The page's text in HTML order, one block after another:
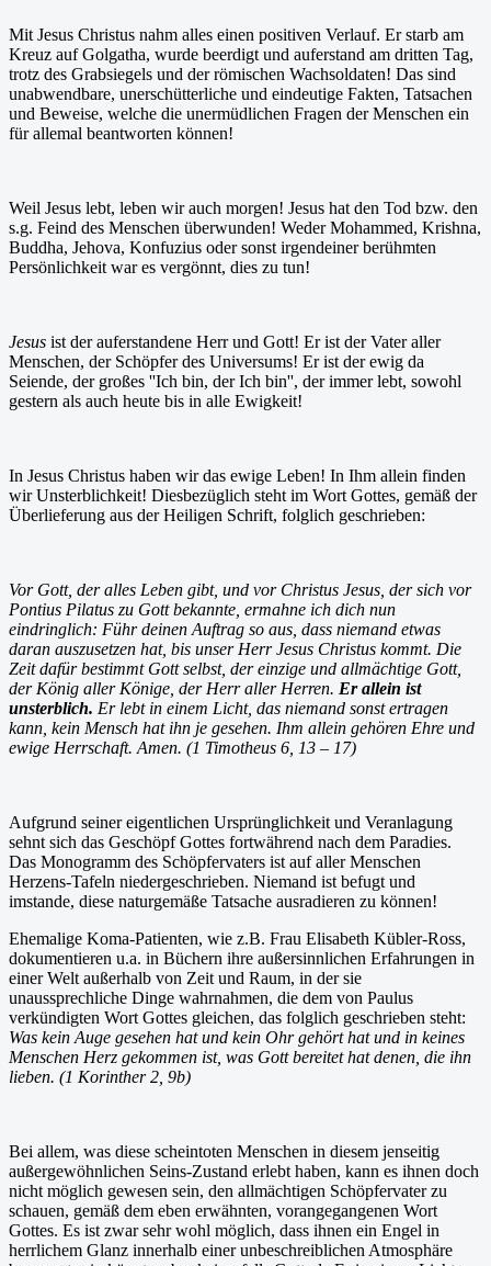
Mit Jesus Christus nahm alles einen positiven Verlauf. Er starb am
Kreuz auf Golgatha, wurde beerdigt und auferstand am dritten Tag,
trotz des Grabsiegels und der römischen Wachsoldaten! Das sind
unabwendbare, unerschütterliche und eindeutige Fakten, Tatsachen
und Beweise, welche die unermüdlichen Fragen der Menschen ein
für allemal beantworten können!
Weil Jesus lebt, leben wir auch morgen! Jesus hat den Tod bzw. den
s.g. Feind des Menschen überwunden! Weder Mohammed, Krishna,
Buddha, Jehova, Konfuzius oder sonst irgendeiner berühmten
Persönlichkeit war es vergönnt, dies zu tun!
Jesus ist der auferstandene Herr und Gott! Er ist der Vater aller
Menschen, der Schöpfer des Universums! Er ist der ewig da
Seiende, der großes ''Ich bin, der Ich bin'', der immer lebt, sowohl
gestern als auch heute bis in alle Ewigkeit!
In Jesus Christus haben wir das ewige Leben! In Ihm allein finden
wir Unsterblichkeit! Diesbezüglich steht im Wort Gottes, gemäß der
Überlieferung aus der Heiligen Schrift, folglich geschrieben:
Vor Gott, der alles Leben gibt, und vor Christus Jesus, der sich vor
Pontius Pilatus zu Gott bekannte, ermahne ich dich nun
eindringlich: Führ deinen Auftrag so aus, dass niemand etwas
daran auszusetzen hat, bis unser Herr Jesus Christus kommt. Die
Zeit dafür bestimmt Gott selbst, der einzige und allmächtige Gott,
der König aller Könige, der Herr aller Herren. Er allein ist
unsterblich. Er lebt in einem Licht, das niemand sonst ertragen
kann, kein Mensch hat ihn je gesehen. Ihm allein gehören Ehre und
ewige Herrschaft. Amen. (1 Timotheus 6, 13 – 17)
Aufgrund seiner eigentlichen Ursprünglichkeit und Veranlagung
sehnt sich das Geschöpf Gottes fortwährend nach dem Paradies.
Das Monogramm des Schöpfervaters ist auf aller Menschen
Herzens-Tafeln niedergeschrieben. Niemand ist befugt und
imstande, diese naturgemäße Tatsache ausradieren zu können!
Ehemalige Koma-Patienten, wie z.B. Frau Elisabeth Kübler-Ross,
dokumentieren u.a. in Büchern ihre außersinnlichen Erfahrungen in
einer Welt außerhalb von Zeit und Raum, in der sie
unaussprechliche Dinge wahrnahmen, die dem von Paulus
verkündigten Wort Gottes gleichen, das folglich geschrieben steht:
Was kein Auge gesehen hat und kein Ohr gehört hat und in keines
Menschen Herz gekommen ist, was Gott bereitet hat denen, die ihn
lieben. (1 Korinther 2, 9b)
Bei allem, was diese scheintoten Menschen in diesem jenseitig
außergewöhnlichen Seins-Zustand erlebt haben, kann es ihnen doch
nicht möglich gewesen sein, den allmächtigen Schöpfervater zu
schauen, gemäß dem eben erwähnten, vorangegangenen Wort
Gottes. Es ist zwar sehr wohl möglich, dass ihnen ein Engel in
herrlichem Glanz innerhalb einer unbeschreiblichen Atmosphäre